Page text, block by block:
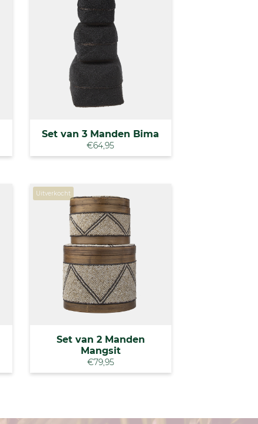
Set van 3 Manden Bima
€64,95
Uitverkocht
Set van 2 Manden
Mangsit
€79,95